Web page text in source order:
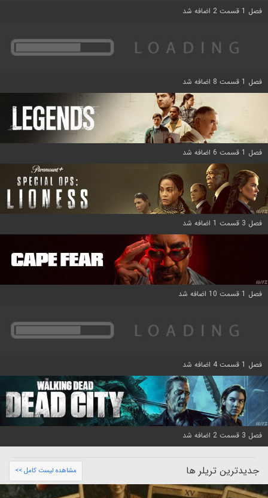
فصل 1 قسمت 2 اضافه شد
فصل 1 قسمت 8 اضافه شد
فصل 1 قسمت 6 اضافه شد
فصل 3 قسمت 1 اضافه شد
فصل 1 قسمت 10 اضافه شد
فصل 1 قسمت 4 اضافه شد
فصل 3 قسمت 2 اضافه شد
جدیدترین تریلر ها مشاهده لیست کامل >>